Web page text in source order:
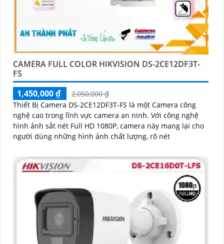
CAMERA FULL COLOR HIKVISION DS-2CE12DF3T-
FS
1,450,000 ₫
2,050,000 ₫
Thiết Bị Camera DS-2CE12DF3T-FS là một Camera công
nghệ cao trong lĩnh vực camera an ninh. Với công nghệ
hình ảnh sắt nét Full HD 1080P, camera này mang lại cho
người dùng những hình ảnh chất lượng, rõ nét